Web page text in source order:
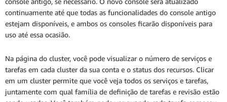
continuamente até que todas as funcionalidades do console antigo
estejam disponíveis, e ambos os consoles ficarão disponíveis para
uso até essa ocasião.
Na página do cluster, você pode visualizar o número de serviços e
tarefas em cada cluster da sua conta e o status dos recursos. Clicar
em um cluster permite que você veja todos os serviços e tarefas,
juntamente com qual família de definição de tarefas e revisão estão